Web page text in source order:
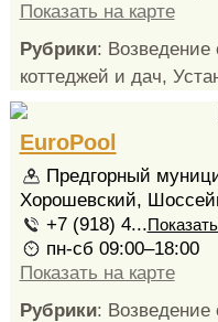
Показать на карте
Рубрики: Возведение
коттеджей и дач,
EuroPool
Предгорный
Хорошевский,
+7 (918) 4...
пн-сб 09:00–18:00
Показать на карте
Рубрики: Возведение